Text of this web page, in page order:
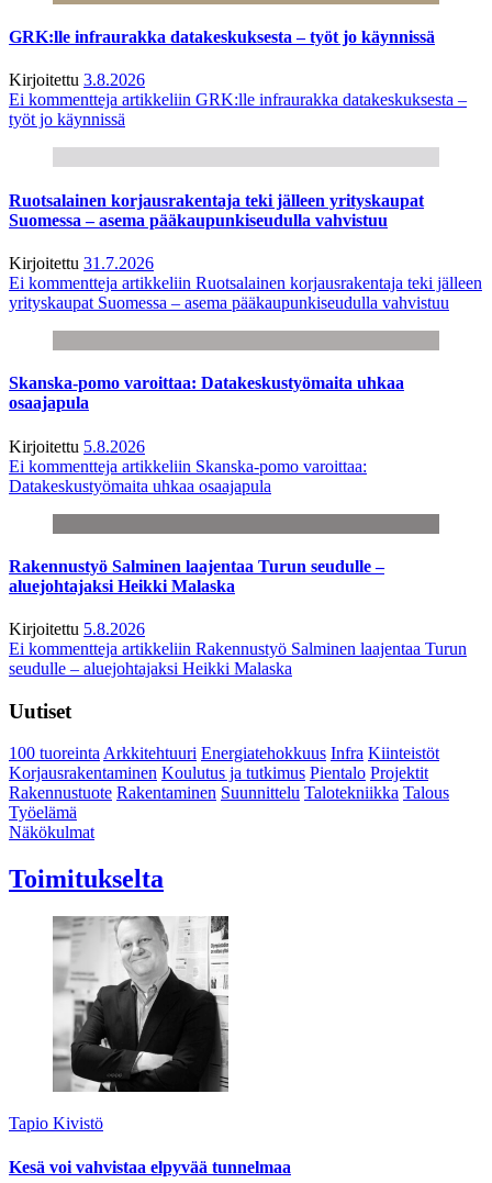
GRK:lle infraurakka datakeskuksesta – työt jo käynnissä
Kirjoitettu 3.8.2026
Ei kommentteja artikkeliin GRK:lle infraurakka datakeskuksesta –
työt jo käynnissä
Ruotsalainen korjausrakentaja teki jälleen yrityskaupat
Suomessa – asema pääkaupunkiseudulla vahvistuu
Kirjoitettu 31.7.2026
Ei kommentteja artikkeliin Ruotsalainen korjausrakentaja teki jälleen
yrityskaupat Suomessa – asema pääkaupunkiseudulla vahvistuu
Skanska-pomo varoittaa: Datakeskustyömaita uhkaa
osaajapula
Kirjoitettu 5.8.2026
Ei kommentteja artikkeliin Skanska-pomo varoittaa:
Datakeskustyömaita uhkaa osaajapula
Rakennustyö Salminen laajentaa Turun seudulle –
aluejohtajaksi Heikki Malaska
Kirjoitettu 5.8.2026
Ei kommentteja artikkeliin Rakennustyö Salminen laajentaa Turun
seudulle – aluejohtajaksi Heikki Malaska
Uutiset
100 tuoreintaArkkitehtuuri Energiatehokkuus Infra Kiinteistöt
Korjausrakentaminen Koulutus ja tutkimus Pientalo Projektit
Rakennustuote Rakentaminen Suunnittelu Talotekniikka Talous
Työelämä
Näkökulmat
Toimitukselta
Tapio Kivistö
Kesä voi vahvistaa elpyvää tunnelmaa